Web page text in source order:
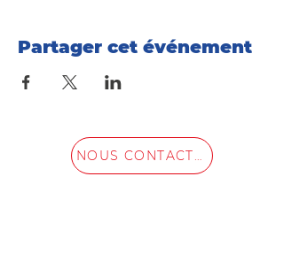
Partager cet événement
NOUS CONTACTER